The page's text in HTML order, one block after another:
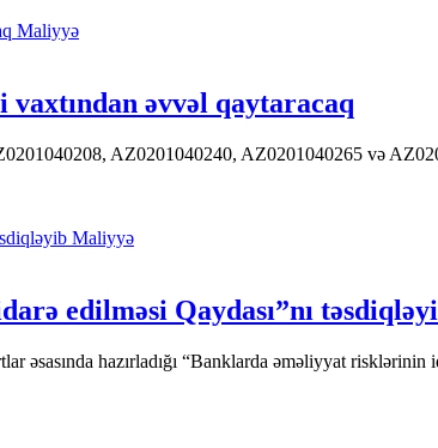
Maliyyə
əvvəl qaytaracaq
AZ0201040240, AZ0201040265 və
Maliyyə
edilməsi Qaydası”nı
hazırladığı “Banklarda əməliyyat risklərinin